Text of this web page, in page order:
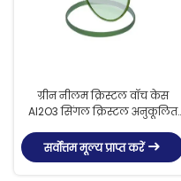
ग्रीन नीलम क्रिस्टल वॉच केस
Al2O3 सिंगल क्रिस्टल अनुकूलित
सर्वोत्तम मूल्य प्राप्त करें